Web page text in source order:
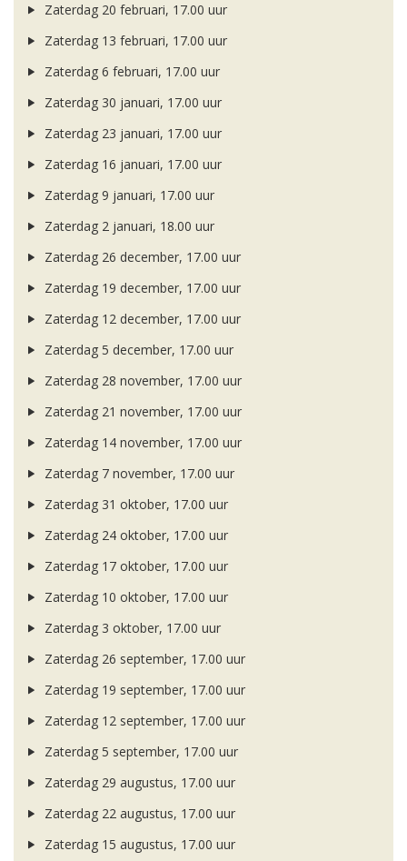
Zaterdag 20 februari, 17.00 uur
Zaterdag 13 februari, 17.00 uur
Zaterdag 6 februari, 17.00 uur
Zaterdag 30 januari, 17.00 uur
Zaterdag 23 januari, 17.00 uur
Zaterdag 16 januari, 17.00 uur
Zaterdag 9 januari, 17.00 uur
Zaterdag 2 januari, 18.00 uur
Zaterdag 26 december, 17.00 uur
Zaterdag 19 december, 17.00 uur
Zaterdag 12 december, 17.00 uur
Zaterdag 5 december, 17.00 uur
Zaterdag 28 november, 17.00 uur
Zaterdag 21 november, 17.00 uur
Zaterdag 14 november, 17.00 uur
Zaterdag 7 november, 17.00 uur
Zaterdag 31 oktober, 17.00 uur
Zaterdag 24 oktober, 17.00 uur
Zaterdag 17 oktober, 17.00 uur
Zaterdag 10 oktober, 17.00 uur
Zaterdag 3 oktober, 17.00 uur
Zaterdag 26 september, 17.00 uur
Zaterdag 19 september, 17.00 uur
Zaterdag 12 september, 17.00 uur
Zaterdag 5 september, 17.00 uur
Zaterdag 29 augustus, 17.00 uur
Zaterdag 22 augustus, 17.00 uur
Zaterdag 15 augustus, 17.00 uur